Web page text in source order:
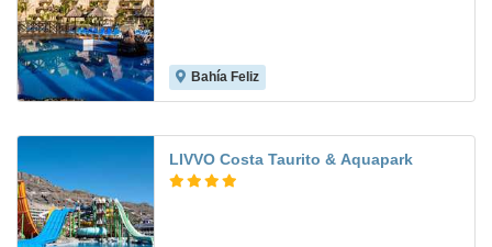
Bahía Feliz
LIVVO Costa Taurito & Aquapark